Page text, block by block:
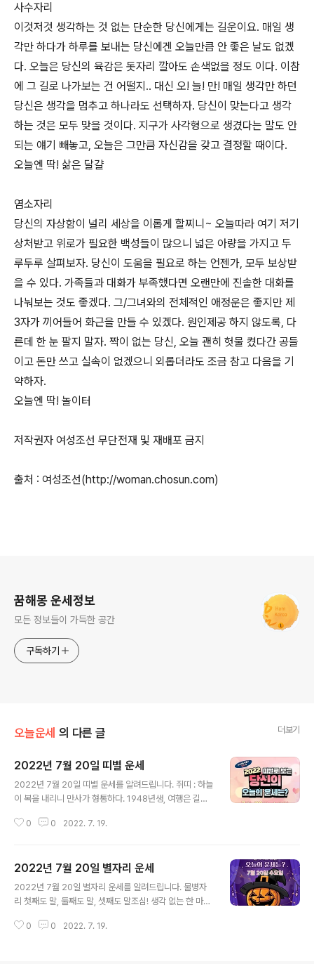
사수자리
이것저것 생각하는 것 없는 단순한 당신에게는 길운이요. 매일 생
각만 하다가 하루를 보내는 당신에겐 오늘만큼 안 좋은 날도 없겠
다. 오늘은 당신의 육감은 돗자리 깔아도 손색없을 정도 이다. 이참
에 그 길로 나가보는 건 어떨지.. 대신 오! 늘! 만! 매일 생각만 하던
당신은 생각을 멈추고 하나라도 선택하자. 당신이 맞는다고 생각
하는 것은 모두 맞을 것이다. 지구가 사각형으로 생겼다는 말도 안
되는 얘기 빼놓고, 오늘은 그만큼 자신감을 갖고 결정할 때이다.
오늘엔 딱! 삶은 달걀
염소자리
당신의 자상함이 널리 세상을 이롭게 할찌니~ 오늘따라 여기 저기
상처받고 위로가 필요한 백성들이 많으니 넓은 아량을 가지고 두
루두루 살펴보자. 당신이 도움을 필요로 하는 언젠가, 모두 보상받
을 수 있다. 가족들과 대화가 부족했다면 오랜만에 진솔한 대화를
나눠보는 것도 좋겠다. 그/그녀와의 전체적인 애정운은 좋지만 제
3자가 끼어들어 화근을 만들 수 있겠다. 원인제공 하지 않도록, 다
른데 한 눈 팔지 말자. 짝이 없는 당신, 오늘 괜히 헛물 켰다간 공들
이고 돈만 쓰고 실속이 없겠으니 외롭더라도 조금 참고 다음을 기
약하자.
오늘엔 딱! 놀이터
저작권자 여성조선 무단전재 및 재배포 금지
출처 : 여성조선(http://woman.chosun.com)
꿈해몽 운세정보
모든 정보들이 가득한 공간
구독하기
오늘운세 의 다른 글 더보기
2022년 7월 20일 띠별 운세
2022년 7월 20일 띠별 운세를 알려드립니다. 쥐띠 : 하늘
이 복을 내리니 만사가 형통하다. 1948년생, 여행은 길하
사람이 마음에 든다면 주저하지 말라. 재혼은 흉이 아니다.
동료와 함께 의논하라. 소띠 : 남쪽 귀인의 도움으로 막힌
일이 풀린다. 1949년생, 노력 뒤에 얻은 재물이라. 그 귀함
이 황금이구나. 1961년생, 중요한 서류가 분실되니 그 손
하기에 앞서 가정을 먼저 돌보아라. 자식이 속 썩이겠다. 1
0 0 2022. 7. 19.
2022년 7월 20일 별자리 운세
2022년 7월 20일 별자리 운세를 알려드립니다. 물병자
리 첫째도 말, 둘째도 말, 셋째도 말조심! 생각 없는 한 마디
~ 예민지수가 상당히 높은 날이다. 감정적으로 대할 일들
0 0 2022. 7. 19.